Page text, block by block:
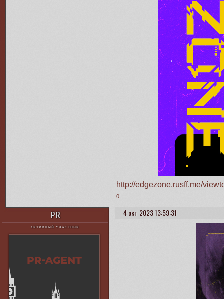
http://edgezone.rusff.me/
0
4 окт 2023 13:59:31
PR
АКТИВНЫЙ УЧАСТНИК